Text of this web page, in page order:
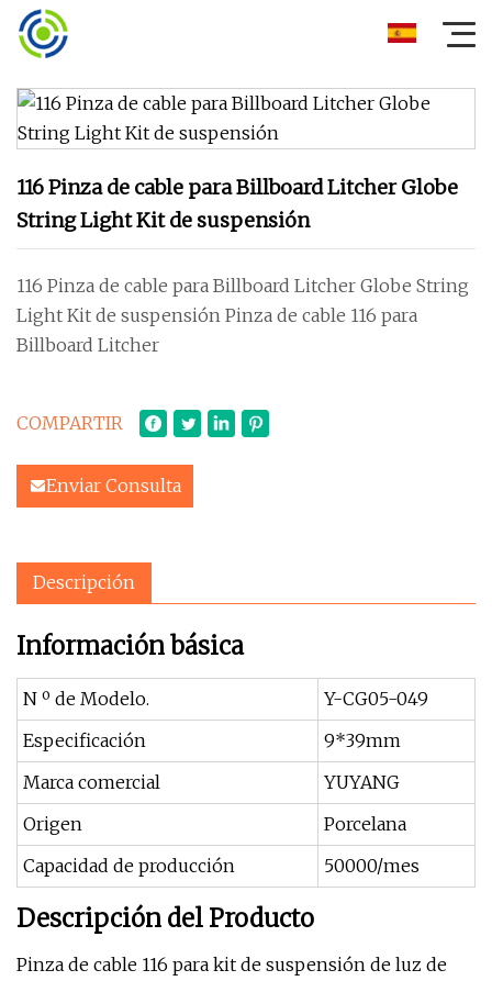
116 Pinza de cable para Billboard Litcher Globe
String Light Kit de suspensión
116 Pinza de cable para Billboard Litcher Globe String
Light Kit de suspensión Pinza de cable 116 para
Billboard Litcher
COMPARTIR
Enviar Consulta
Descripción
Información básica
N º de Modelo.
Y-CG05-049
Especificación
9*39mm
Marca comercial
YUYANG
Origen
Porcelana
Capacidad de producción
50000/mes
Descripción del Producto
Pinza de cable 116 para kit de suspensión de luz de